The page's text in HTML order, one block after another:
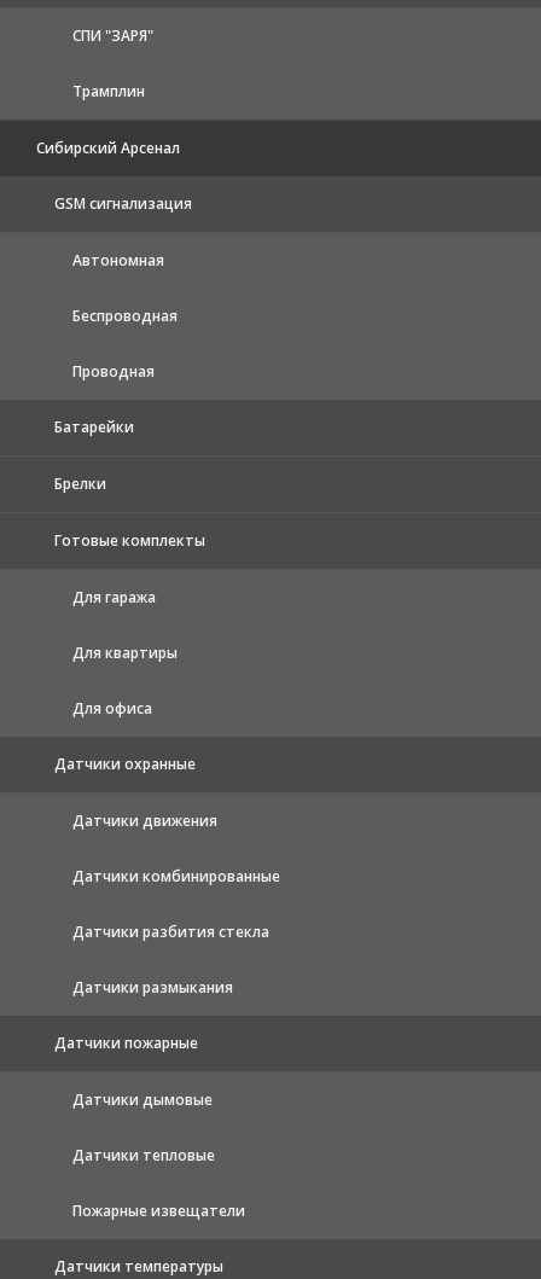
СПИ "ЗАРЯ"
Трамплин
Сибирский Арсенал
GSM сигнализация
Автономная
Беспроводная
Проводная
Батарейки
Брелки
Готовые комплекты
Для гаража
Для квартиры
Для офиса
Датчики охранные
Датчики движения
Датчики комбинированные
Датчики разбития стекла
Датчики размыкания
Датчики пожарные
Датчики дымовые
Датчики тепловые
Пожарные извещатели
Датчики температуры